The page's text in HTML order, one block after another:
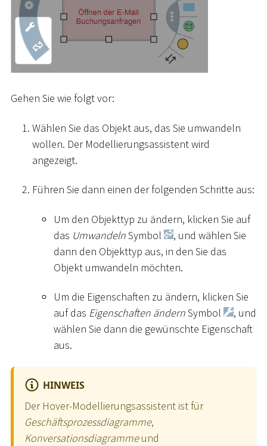
Gehen Sie wie folgt vor:
Wählen Sie das Objekt aus, das Sie umwandeln
wollen. Der Modellierungsassistent wird
angezeigt.
Führen Sie dann einen der folgenden Schritte aus:
Um den Objekttyp zu ändern, klicken Sie auf
das UmwandelnSymbol
, und wählen Sie
dann den Objekttyp aus, in den Sie das
Objekt umwandeln möchten.
Um die Eigenschaften zu ändern, klicken Sie
auf das Eigenschaften ändernSymbol
, und
wählen Sie dann die gewünschte Eigenschaft
aus.
HINWEIS
Der Hover-Modellierungsassistent ist für
Geschäftsprozessdiagramme,
Konversationsdiagrammeund